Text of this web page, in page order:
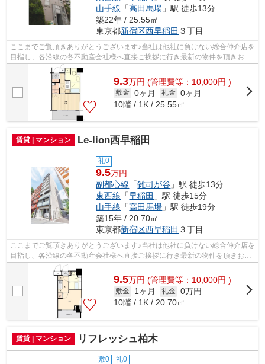
山手線 「高田馬場 」駅 徒歩13分
築22年 / 25.55㎡
東京都新宿区西早稲田 ３丁目
ここまでご覧頂きありがとうございます♪当社は他社に負けない総合仲介店を
目指し、各沿線の各不動産会社様へ直接ご挨拶に行き最新の物件を頂きお客
様へ提供しております！最新の情報は...
9.3万円 (管理費等：10,000円 )
敷金 0ヶ月 礼金 0ヶ月
10階 / 1K / 25.55㎡
賃貸 | マンション Le-lion西早稲田
礼0
9.5万円
副都心線 「雑司が谷 」駅 徒歩13分
東西線 「早稲田 」駅 徒歩15分
山手線 「高田馬場 」駅 徒歩19分
築15年 / 20.70㎡
東京都新宿区西早稲田 ３丁目
ここまでご覧頂きありがとうございます♪当社は他社に負けない総合仲介店を
目指し、各沿線の各不動産会社様へ直接ご挨拶に行き最新の物件を頂きお客
様へ提供しております！最新の情報は...
9.5万円 (管理費等：10,000円 )
敷金 1ヶ月 礼金 0万円
10階 / 1K / 20.70㎡
賃貸 | マンション リフレッシュ柏木
敷0 礼0